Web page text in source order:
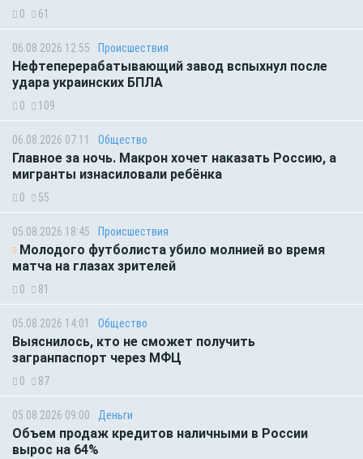
0 61
06.08.2026 12:55 Происшествия
Нефтеперерабатывающий завод вспыхнул после
удара украинских БПЛА
0 109
06.08.2026 07:11 Общество
Главное за ночь. Макрон хочет наказать Россию, а
мигранты изнасиловали ребёнка
0 55
05.08.2026 18:45 Происшествия
Молодого футболиста убило молнией во время
матча на глазах зрителей
0 81
05.08.2026 14:01 Общество
Выяснилось, кто не сможет получить
загранпаспорт через МФЦ
0 87
05.08.2026 09:00 Деньги
Объем продаж кредитов наличными в России
вырос на 64%